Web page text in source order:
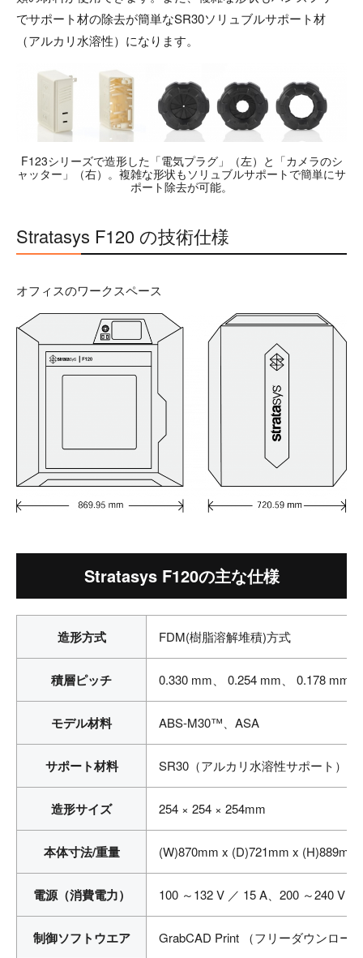
でサポート材の除去が簡単なSR30ソリュブルサポート材
（アルカリ水溶性）になります。
F123シリーズで造形した「電気プラグ」（左）と「カメラのシ
ャッター」（右）。複雑な形状もソリュブルサポートで簡単にサ
ポート除去が可能。
Stratasys F120 の技術仕様
オフィスのワークスペース
Stratasys F120の主な仕様
造形方式 FDM(樹脂溶解堆積)方式
積層ピッチ 0.330 mm、 0.254 mm、 0.178 mm
モデル材料 ABS-M30™、ASA
サポート材料 SR30（アルカリ水溶性サポート）
造形サイズ 254 × 254 × 254mm
本体寸法/重量 (W)870mm x (D)721mm x (H)889mm
電源（消費電力） 100 ～132 V ／ 15 A、200 ～240 V
制御ソフトウエア GrabCAD Print （フリーダウンロー